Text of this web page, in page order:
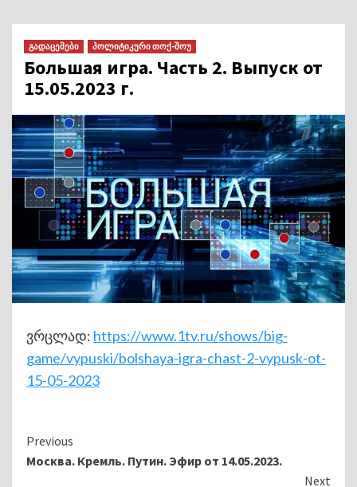
გადაცემები პოლიტიკური თოქ-შოუ
Большая игра. Часть 2. Выпуск от
15.05.2023 г.
ვრცლად: https://www.1tv.ru/shows/big-
game/vypuski/bolshaya-igra-chast-2-vypusk-ot-
15-05-2023
Continue
Reading
Previous
Москва. Кремль. Путин. Эфир от 14.05.2023.
Next